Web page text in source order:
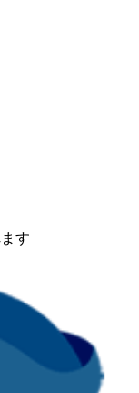
す